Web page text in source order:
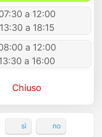
a 12:00
13:30 a 18:15
a 12:00
a 16:00
Chiuso
sì no